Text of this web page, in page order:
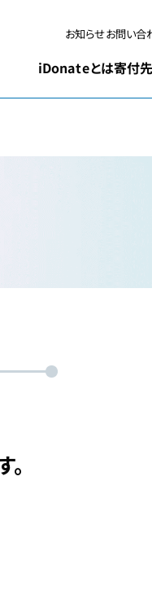
お知らせお問い合
iDonateとは寄付